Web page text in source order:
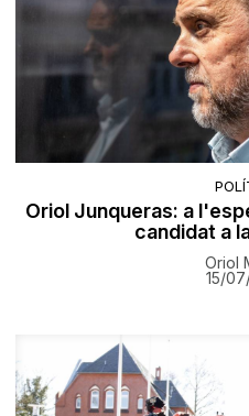
Oriol Junqueras: a
candidat a
Oriol
15/